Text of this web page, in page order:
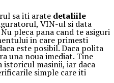
sa iti arate detaliile
VIN-ul si data
pleca pana cand te asiguri
in care primesti
este posibil. Daca polita
una noua imediat. Tine
masinii, iar daca
simple care iti